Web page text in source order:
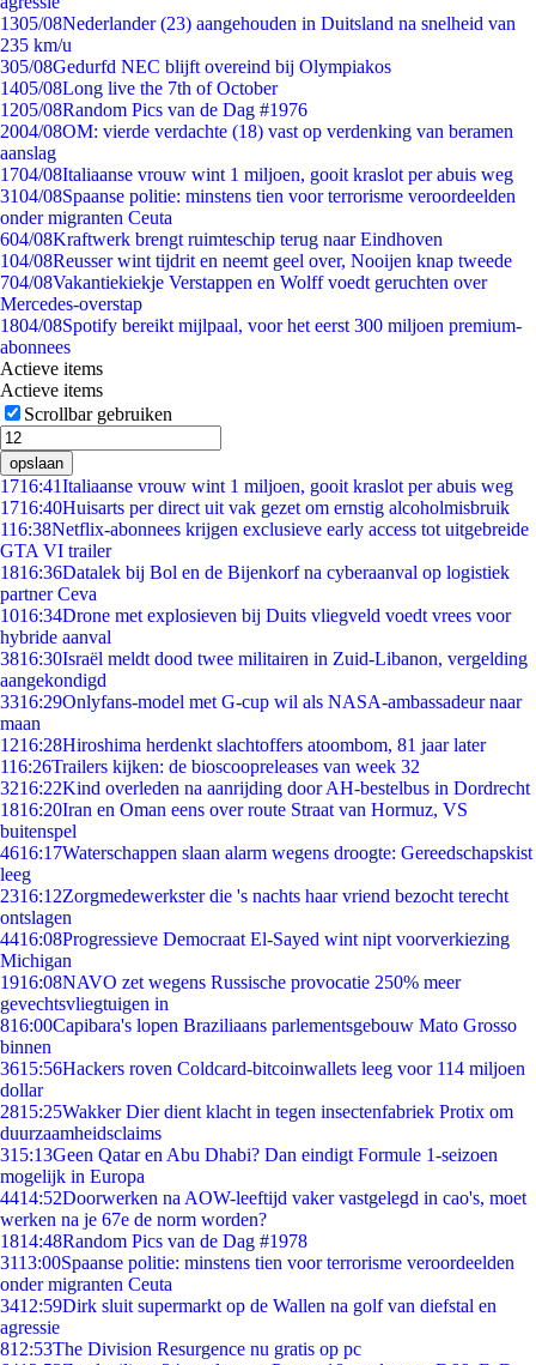
1305/08Nederlander (23) aangehouden in Duitsland na snelheid van
235 km/u
305/08Gedurfd NEC blijft overeind bij Olympiakos
1405/08Long live the 7th of October
1205/08Random Pics van de Dag #1976
2004/08OM: vierde verdachte (18) vast op verdenking van beramen
aanslag
1704/08Italiaanse vrouw wint 1 miljoen, gooit kraslot per abuis weg
3104/08Spaanse politie: minstens tien voor terrorisme veroordeelden
onder migranten Ceuta
604/08Kraftwerk brengt ruimteschip terug naar Eindhoven
104/08Reusser wint tijdrit en neemt geel over, Nooijen knap tweede
704/08Vakantiekiekje Verstappen en Wolff voedt geruchten over
Mercedes-overstap
1804/08Spotify bereikt mijlpaal, voor het eerst 300 miljoen premium-
abonnees
Actieve items
Actieve items
Scrollbar gebruiken
opslaan
1716:41Italiaanse vrouw wint 1 miljoen, gooit kraslot per abuis weg
1716:40Huisarts per direct uit vak gezet om ernstig alcoholmisbruik
116:38Netflix-abonnees krijgen exclusieve early access tot uitgebreide
GTA VI trailer
1816:36Datalek bij Bol en de Bijenkorf na cyberaanval op logistiek
partner Ceva
1016:34Drone met explosieven bij Duits vliegveld voedt vrees voor
hybride aanval
3816:30Israël meldt dood twee militairen in Zuid-Libanon, vergelding
aangekondigd
3316:29Onlyfans-model met G-cup wil als NASA-ambassadeur naar
maan
1216:28Hiroshima herdenkt slachtoffers atoombom, 81 jaar later
116:26Trailers kijken: de bioscoopreleases van week 32
3216:22Kind overleden na aanrijding door AH-bestelbus in Dordrecht
1816:20Iran en Oman eens over route Straat van Hormuz, VS
buitenspel
4616:17Waterschappen slaan alarm wegens droogte: Gereedschapskist
leeg
2316:12Zorgmedewerkster die 's nachts haar vriend bezocht terecht
ontslagen
4416:08Progressieve Democraat El-Sayed wint nipt voorverkiezing
Michigan
1916:08NAVO zet wegens Russische provocatie 250% meer
gevechtsvliegtuigen in
816:00Capibara's lopen Braziliaans parlementsgebouw Mato Grosso
binnen
3615:56Hackers roven Coldcard-bitcoinwallets leeg voor 114 miljoen
dollar
2815:25Wakker Dier dient klacht in tegen insectenfabriek Protix om
duurzaamheidsclaims
315:13Geen Qatar en Abu Dhabi? Dan eindigt Formule 1-seizoen
mogelijk in Europa
4414:52Doorwerken na AOW-leeftijd vaker vastgelegd in cao's, moet
werken na je 67e de norm worden?
1814:48Random Pics van de Dag #1978
3113:00Spaanse politie: minstens tien voor terrorisme veroordeelden
onder migranten Ceuta
3412:59Dirk sluit supermarkt op de Wallen na golf van diefstal en
agressie
812:53The Division Resurgence nu gratis op pc